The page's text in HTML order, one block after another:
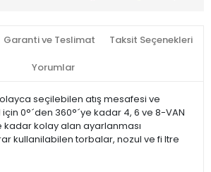
Garanti ve Teslimat Taksit Seçenekleri
Yorumlar
seçilebilen atış mesafesi ve
için 0°´den 360°´ye kadar 4, 6 ve 8-VAN
kadar kolay alan ayarlanması
kullanilabilen torbalar, nozul ve fi ltre